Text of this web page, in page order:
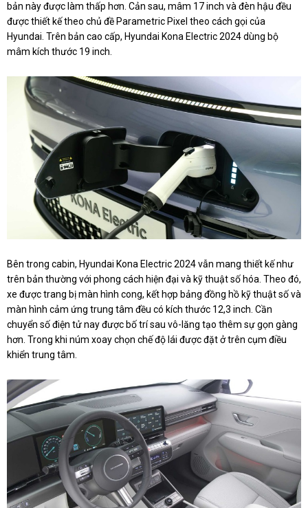
bản này được làm thấp hơn. Cản sau, mâm 17 inch và đèn hậu đều
được thiết kế theo chủ đề Parametric Pixel theo cách gọi của
Hyundai. Trên bản cao cấp, Hyundai Kona Electric 2024 dùng bộ
mâm kích thước 19 inch.
Bên trong cabin, Hyundai Kona Electric 2024 vẫn mang thiết kế như
trên bản thường với phong cách hiện đại và kỹ thuật số hóa. Theo đó,
xe được trang bị màn hình cong, kết hợp bảng đồng hồ kỹ thuật số và
màn hình cảm ứng trung tâm đều có kích thước 12,3 inch. Cần
chuyển số điện tử nay được bố trí sau vô-lăng tạo thêm sự gọn gàng
hơn. Trong khi núm xoay chọn chế độ lái được đặt ở trên cụm điều
khiển trung tâm.